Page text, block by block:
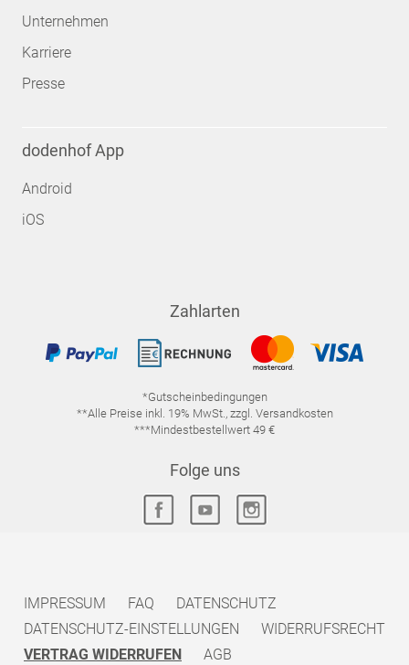
Unternehmen
Karriere
Presse
dodenhof App
Android
iOS
Zahlarten
*Gutscheinbedingungen
**Alle Preise inkl. 19% MwSt., zzgl. Versandkosten
***Mindestbestellwert 49 €
Folge uns
IMPRESSUM FAQ
DATENSCHUTZ
DATENSCHUTZ-EINSTELLUNGEN
WIDERRUFSRECHT
VERTRAG WIDERRUFEN
AGB